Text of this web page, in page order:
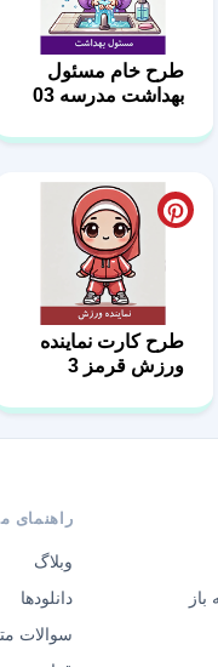
طرح خام مسئول
بهداشت مدرسه 03
طرح کارت نماینده
ورزش قرمز 3
راهنمای
وبلاگ
دانلودها
سوالات